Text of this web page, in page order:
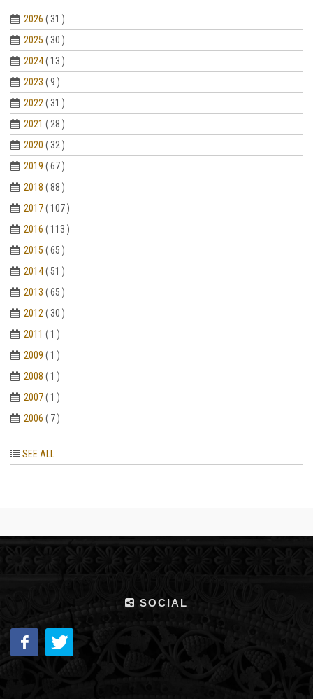
2026 ( 31 )
2025 ( 30 )
2024( 13 )
2023 ( 9 )
2022( 31 )
2021 ( 28 )
2020 ( 32 )
2019 ( 67 )
2018 ( 88 )
2017( 107 )
2016 ( 113 )
2015 ( 65 )
2014( 51 )
2013 ( 65 )
2012( 30 )
2011 ( 1 )
2009 ( 1 )
2008 ( 1 )
2007( 1 )
2006 ( 7 )
SEE ALL
SOCIAL